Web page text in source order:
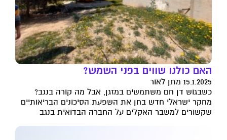
האם כולנו שווים בפני השמש?
15.1.2025 מתן לאור
כשבגוש דן חם משתמשים במזגן, אבל מה קורה בנגב?
מחקר ישראלי חדש בחן את השפעת הסיכונים הבריאותיים
שקשורים למשבר האקלים על החברה הבדואית בנגב